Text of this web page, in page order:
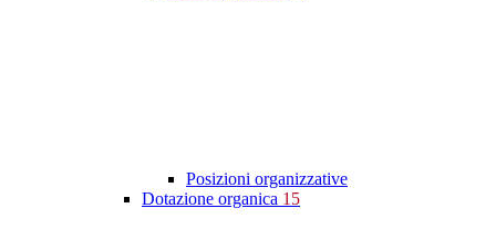
Posizioni organizzative
Dotazione organica 15